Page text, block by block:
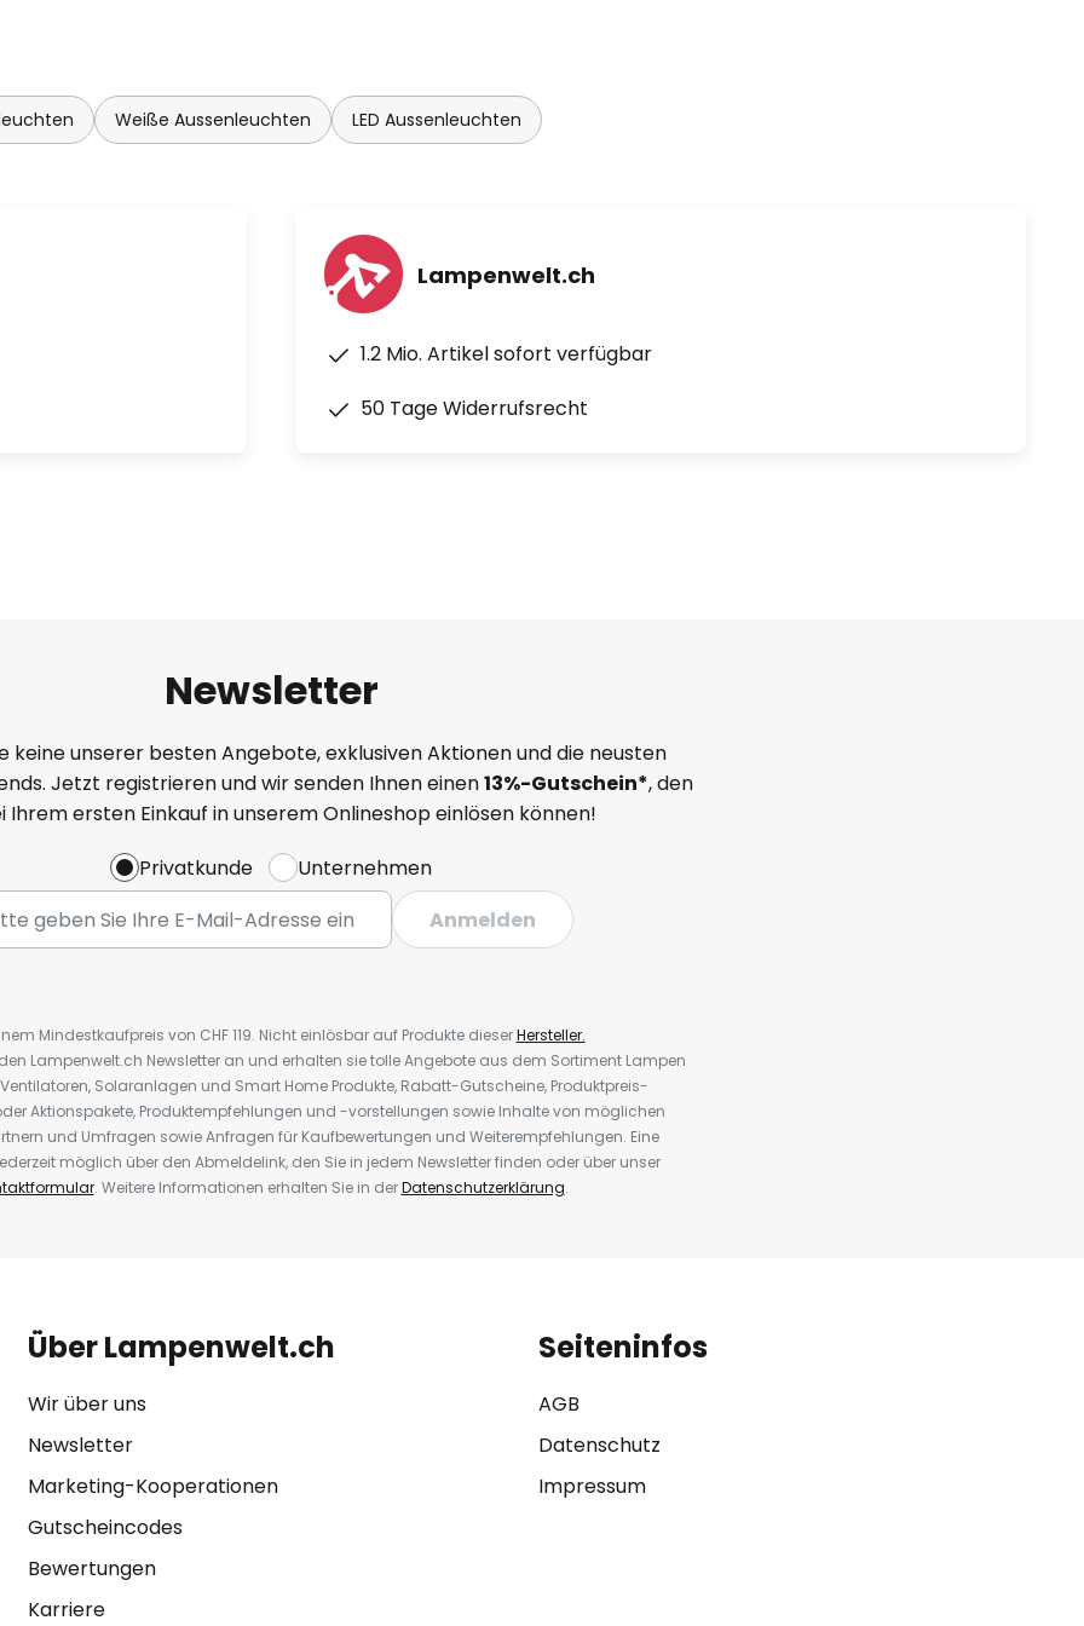
Er hat bereits auf Messen
u. a. im Jahr 2005 mit dem
bisher aus Stehleuchte,
Weiße Aussenleuchten LED Aussenleuchten
Lampenwelt.ch
1.2 Mio. Artikel sofort verfügbar
50 Tage Widerrufsrecht
Newsletter
keine unserer besten Angebote, exklusiven Aktionen und die neusten
Jetzt registrieren und wir senden Ihnen einen13%-Gutschein*, den
Ihrem ersten Einkauf in unserem Onlineshop einlösen können!
Privatkunde
Unternehmen
Anmelden
Mindestkaufpreis von CHF 119. Nicht einlösbar auf Produkte dieserHersteller.
Lampenwelt.ch Newsletter an und erhalten sie tolle Angebote aus dem Sortiment Lampen
Solaranlagen und Smart Home Produkte, Rabatt-Gutscheine, Produktpreis-
Aktionspakete, Produktempfehlungen und -vorstellungen sowie Inhalte von möglichen
und Umfragen sowie Anfragen für Kaufbewertungen und Weiterempfehlungen. Eine
möglich über den Abmeldelink, den Sie in jedem Newsletter finden oder über unser
. Weitere Informationen erhalten Sie in derDatenschutzerklärung.
Über Lampenwelt.ch
Wir über uns
Newsletter
Marketing-Kooperationen
Gutscheincodes
Bewertungen
Karriere
Seiteninfos
AGB
Datenschutz
Impressum